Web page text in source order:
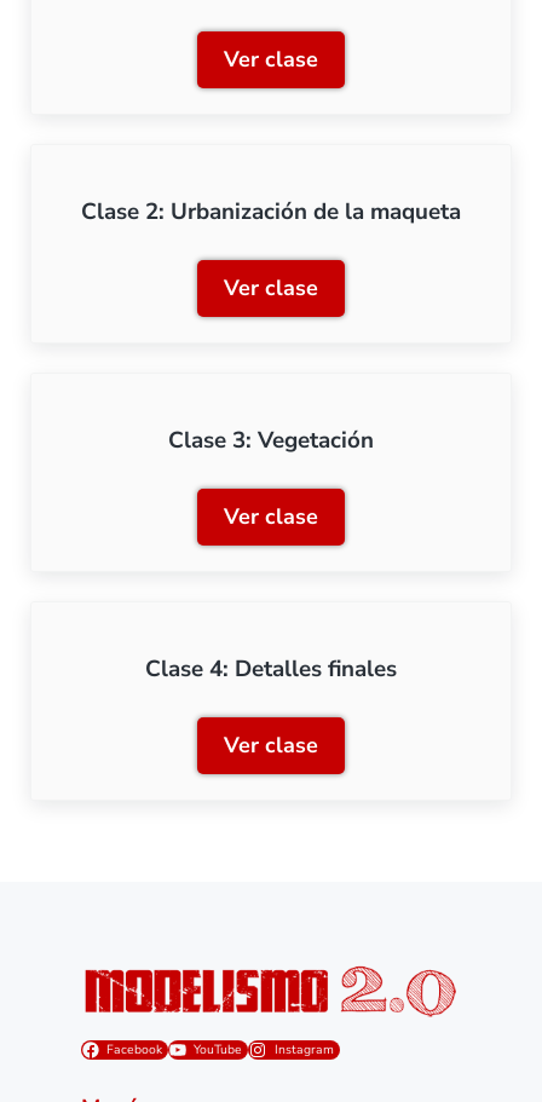
Ver claseClase 1: Creación de
Clase 2: Urbanización de la maqueta
Ver claseClase 2: Urbanización de
Clase 3: Vegetación
Ver claseClase 3: Vegetación
Clase 4: Detalles finales
Ver claseClase 4: Detalles finales
Facebook YouTube Instagram